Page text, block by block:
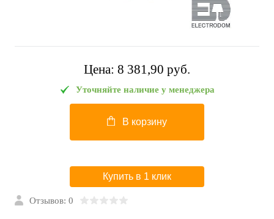
Цена: 8 381,90 pуб.
Уточняйте наличие у менеджера
В корзину
Купить в 1 клик
Отзывов: 0